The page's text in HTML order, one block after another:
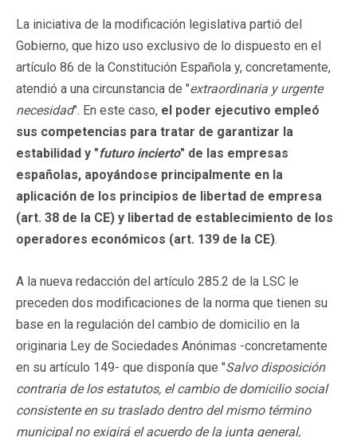
La iniciativa de la modificación legislativa partió del
Gobierno, que hizo uso exclusivo de lo dispuesto en el
artículo 86 de la Constitución Española y, concretamente,
atendió a una circunstancia de "extraordinaria y urgente
necesidad". En este caso, el poder ejecutivo empleó
sus competencias para tratar de garantizar la
estabilidad y "futuro incierto" de las empresas
españolas, apoyándose principalmente en la
aplicación de los principios de libertad de empresa
(art. 38 de la CE) y libertad de establecimiento de los
operadores económicos (art. 139 de la CE).
A la nueva redacción del artículo 285.2 de la LSC le
preceden dos modificaciones de la norma que tienen su
base en la regulación del cambio de domicilio en la
originaria Ley de Sociedades Anónimas -concretamente
en su artículo 149- que disponía que "Salvo disposición
contraria de los estatutos, el cambio de domicilio social
consistente en su traslado dentro del mismo término
municipal no exigirá el acuerdo de la junta general,